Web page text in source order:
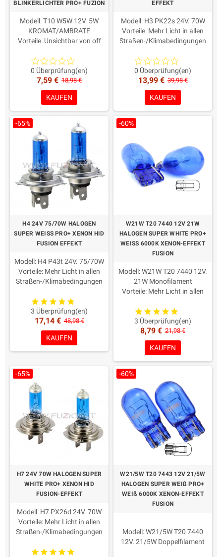
BLINKERLICHTER PRO+ FUZION
Modell: T10 W5W 12V. 5W
KROMAT/AMBRATE
Vorteile: Unsichtbar von off
wenn beleuchtet
Dauer: Long Life 650h
Homologate Straßennutzung
Verpackung: 2 Stück
Maximal ausgewählte Qualität
0 Überprüfung(en)
7,59 € 18,98 €
KAUFEN
EFFEKT
Modell: H3 PK22s 24V. 70W
Vorteile: Mehr Licht in allen
Straßen-/Klimabedingungen
Dauer: Long Life 650h
Homologate Straßennutzung
Verpackung: 2 Stück
Maximale Qualität und
Zuverlässigkeit
0 Überprüfung(en)
13,99 € 39,98 €
KAUFEN
-65%
H4 24V 75/70W HALOGEN
SUPER WEISS PRO+ XENON HID
FUSION EFFEKT
Modell: H4 P43t 24V. 75/70W
Vorteile: Mehr Licht in allen
Straßen-/Klimabedingungen
Dauer: Long Life 650h
Homologate Straßennutzung
Verpackung: 2 Stück
Maximale Qualität und
Zuverlässigkeit
3 Überprüfung(en)
17,14 € 48,98 €
KAUFEN
-60%
W21W T20 7440 12V 21W
HALOGEN SUPER WHITE PRO+
WEISS 6000K XENON-EFFEKT
FUSION
Modell: W21W T20 7440 12V.
21W Monofilament
Vorteile: Mehr Licht in allen
Farbe: weiß 6000K
Dauer: Long Life 650h
Homologate Straßennutzung
Verpackung: 2 Stück
Maximale Qualität
3 Überprüfung(en)
8,79 € 21,98 €
KAUFEN
-65%
H7 24V 70W HALOGEN SUPER
WHITE PRO+ XENON HID
FUSION-EFFEKT
Modell: H7 PX26d 24V. 70W
Vorteile: Mehr Licht in allen
Straßen-/Klimabedingungen
Dauer: Long Life 650h
-60%
W21/5W T20 7443 12V 21/5W
HALOGEN SUPER WEIß PRO+
WEIß 6000K XENON-EFFEKT
FUSION
Modell: W21/5W T20 7440
12V. 21/5W Doppelfilament